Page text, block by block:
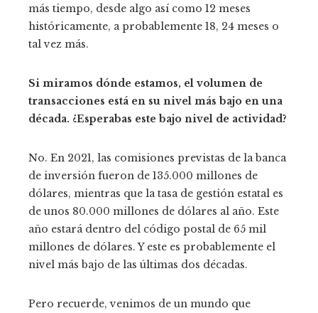
más tiempo, desde algo así como 12 meses
históricamente, a probablemente 18, 24 meses o
tal vez más.
Si miramos dónde estamos, el volumen de
transacciones está en su nivel más bajo en una
década. ¿Esperabas este bajo nivel de actividad?
No. En 2021, las comisiones previstas de la banca
de inversión fueron de 135.000 millones de
dólares, mientras que la tasa de gestión estatal es
de unos 80.000 millones de dólares al año. Este
año estará dentro del código postal de 65 mil
millones de dólares. Y este es probablemente el
nivel más bajo de las últimas dos décadas.
Pero recuerde, venimos de un mundo que